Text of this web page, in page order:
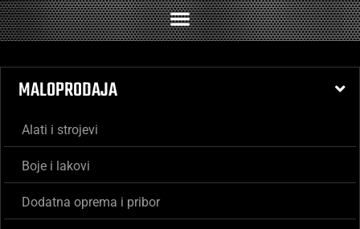
MALOPRODAJA
Alati i strojevi
Boje i lakovi
Dodatna oprema i pribor